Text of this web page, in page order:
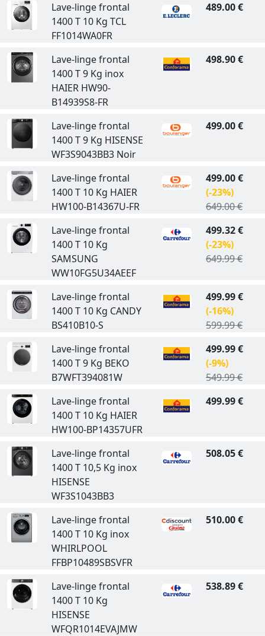
Lave-linge frontal
1400 T 10 Kg TCL
FF1014WA0FR
489.00 €
Lave-linge frontal
1400 T 9 Kg inox
HAIER HW90-
B14939S8-FR
498.90 €
Lave-linge frontal
1400 T 9 Kg HISENSE
WF3S9043BB3 Noir
499.00 €
Lave-linge frontal
1400 T 10 Kg HAIER
HW100-B14367U-FR
499.00 €
(-23%)
649.00 €
Lave-linge frontal
1400 T 10 Kg
SAMSUNG
WW10FG5U34AEEF
499.32 €
(-23%)
649.99 €
Lave-linge frontal
1400 T 10 Kg CANDY
BS410B10-S
499.99 €
(-16%)
599.99 €
Lave-linge frontal
1400 T 9 Kg BEKO
B7WFT394081W
499.99 €
(-9%)
549.99 €
Lave-linge frontal
1400 T 10 Kg HAIER
HW100-BP14357UFR
499.99 €
Lave-linge frontal
1400 T 10,5 Kg inox
HISENSE
WF3S1043BB3
508.05 €
Lave-linge frontal
1400 T 10 Kg inox
WHIRLPOOL
FFBP10489SBSVFR
510.00 €
Lave-linge frontal
1400 T 10 Kg
HISENSE
WFQR1014EVAJMW
538.89 €